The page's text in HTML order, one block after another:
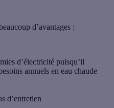
d’avantages :
d’électricité puisqu’il
annuels en eau chaude
d’entretien